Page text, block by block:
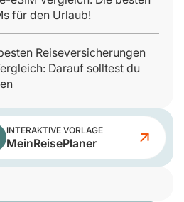
für den Urlaub!
Reiseversicherungen
Darauf solltest du
INTERAKTIVE VORLAGE
MeinReisePlaner